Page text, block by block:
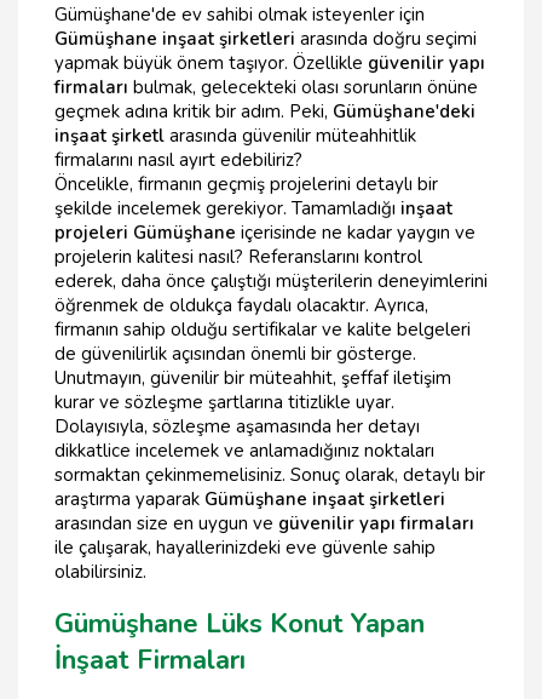
Gümüşhane'de ev sahibi olmak isteyenler için
Gümüşhane inşaat şirketleri arasında doğru seçimi
yapmak büyük önem taşıyor. Özellikle güvenilir yapı
firmaları bulmak, gelecekteki olası sorunların önüne
geçmek adına kritik bir adım. Peki, Gümüşhane'deki
inşaat şirketl arasında güvenilir müteahhitlik
firmalarını nasıl ayırt edebiliriz?
Öncelikle, firmanın geçmiş projelerini detaylı bir
şekilde incelemek gerekiyor. Tamamladığı inşaat
projeleri Gümüşhane içerisinde ne kadar yaygın ve
projelerin kalitesi nasıl? Referanslarını kontrol
ederek, daha önce çalıştığı müşterilerin deneyimlerini
öğrenmek de oldukça faydalı olacaktır. Ayrıca,
firmanın sahip olduğu sertifikalar ve kalite belgeleri
de güvenilirlik açısından önemli bir gösterge.
Unutmayın, güvenilir bir müteahhit, şeffaf iletişim
kurar ve sözleşme şartlarına titizlikle uyar.
Dolayısıyla, sözleşme aşamasında her detayı
dikkatlice incelemek ve anlamadığınız noktaları
sormaktan çekinmemelisiniz. Sonuç olarak, detaylı bir
araştırma yaparak Gümüşhane inşaat şirketleri
arasından size en uygun ve güvenilir yapı firmaları
ile çalışarak, hayallerinizdeki eve güvenle sahip
olabilirsiniz.
Gümüşhane Lüks Konut Yapan
İnşaat Firmaları